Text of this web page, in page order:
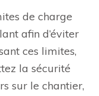
de charge
afin d’éviter
ces limites,
la sécurité
sur le chantier,